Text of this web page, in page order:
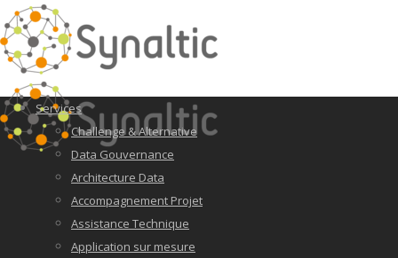
Services
Challenge & Alternative
Data Gouvernance
Architecture Data
Accompagnement Projet
Assistance Technique
Application sur mesure